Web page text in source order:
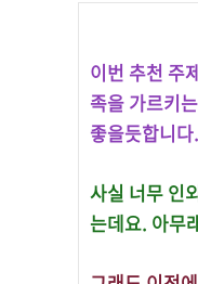
이번 추천 주
족을 가르키
좋을듯합니다.
사실 너무 인
는데요. 아무